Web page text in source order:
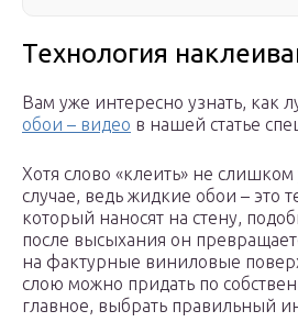
Технология
Вам уже интересно узнать, как
обои – видео в нашей статье
Хотя слово «клеить» не слишком
случае, ведь жидкие обои – это
который наносят на стену,
после высыхания он
на фактурные виниловые
слою можно придать по
главное, выбрать правильный